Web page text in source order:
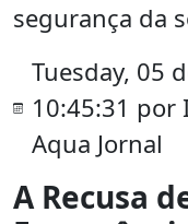
segurança da
Tuesday, 05
10:45:31 por
Aqua Jornal
A Recusa